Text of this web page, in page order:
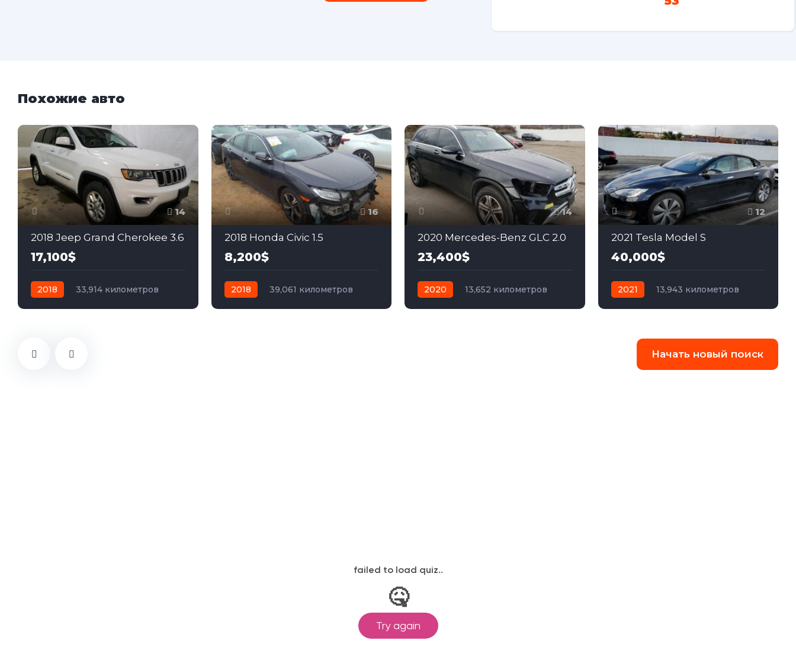
Похожие авто
14
2018 Jeep Grand Cherokee 3.6
17,100$
2018
33,914 километров
16
2018 Honda Civic 1.5
8,200$
2018
39,061 километров
14
2020 Mercedes-Benz GLC 2.0
23,400$
2020
13,652 километров
12
2021 Tesla Model S
40,000$
2021
13,943 километров
Начать новый поиск